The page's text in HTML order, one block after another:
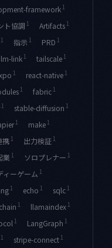
framework 1
ト協調 1 Artifacts 1
1 指示 1 PRD 1
lm-link 1 tailscale 1
1 react-native 1
1 fabric 1
1 stable-diffusion 1
1 make 1
携 1 出力検証 1
業 1 ソロプレナー 1
ィーゲーム 1
1 echo 1 sqlc 1
1 llamaindex 1
1 LangGraph 1
1 stripe-connect 1